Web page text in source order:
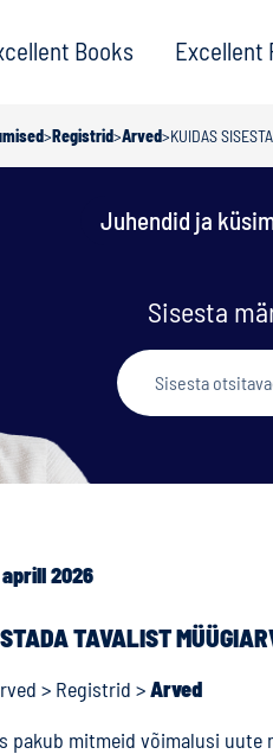
Books Excellent
>Registrid>Arved>KUIDAS
Juhendid ja
Sisesta
2026
TAVALIST
> Registrid >Arved
pakub mitmeid võimalusi uute